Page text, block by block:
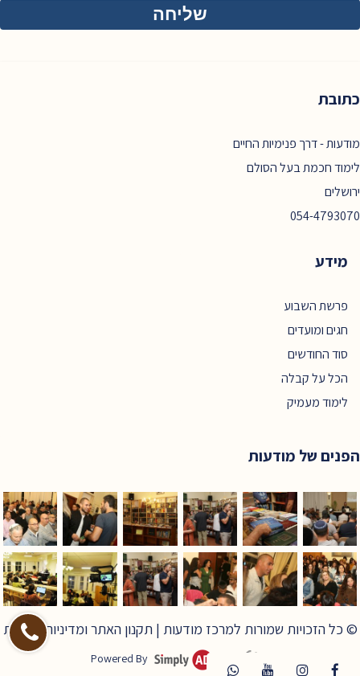
כתובת
מודעות - דרך פנימיות החיים
לימוד חכמת בעל הסולם
ירושלים
054-4793070
מידע
פרשת השבוע
חגים ומועדים
סוד החודשים
הכל על קבלה
לימוד מעמיק
הפנים של מודעות
© כל הזכויות שמורות למרכז מודעות | תקנון האתר ומדיניות פרטיות
Powered By